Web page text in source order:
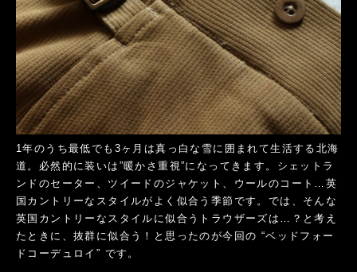
1年のうち最低でも3ヶ月は真っ白な雪に囲まれて生活する北海
道。必然的に装いは”暖かさ重視”になってきます。シェットラ
ンドのセーター、ツイードのジャケット、ウールのコート…英
国カントリーなスタイルがよく似合う季節です。では、そんな
英国カントリーなスタイルに似合うトラウザーズは…？と考え
たときに、抜群に似合う！と思ったのが今回の “ベッドフォー
ドコーデュロイ” です。